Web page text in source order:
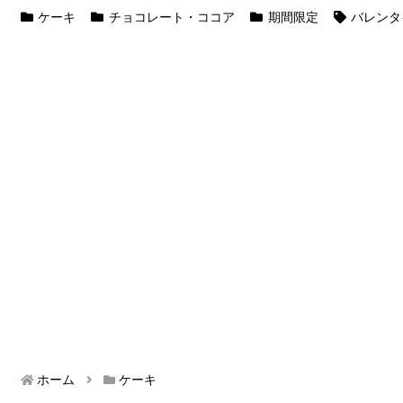
ケーキ チョコレート・ココア 期間限定 バレン
ホーム ケーキ